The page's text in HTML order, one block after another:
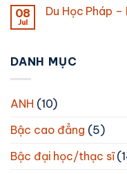
08
Jul
Du Học Pháp –
DANH MỤC
ANH (10)
Bậc cao đẳng (5)
Bậc đại học/thạc sĩ